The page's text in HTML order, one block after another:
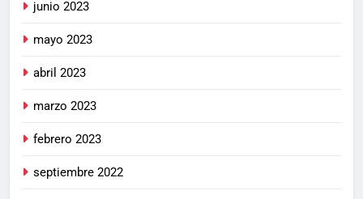
junio 2023
mayo 2023
abril 2023
marzo 2023
febrero 2023
septiembre 2022